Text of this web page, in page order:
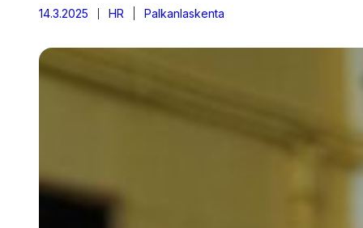
14.3.2025 HR Palkanlaskenta